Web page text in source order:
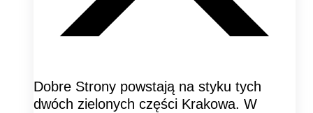
Dobre Strony powstają na styku tych
dwóch zielonych części Krakowa. W